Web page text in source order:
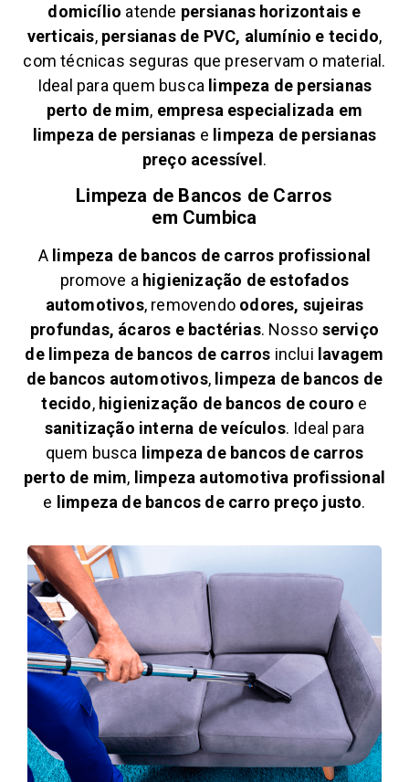
domicílio atende persianas horizontais e
verticais, persianas de PVC, alumínio e tecido,
com técnicas seguras que preservam o material.
Ideal para quem busca limpeza de persianas
perto de mim, empresa especializada em
limpeza de persianas e limpeza de persianas
preço acessível.
Limpeza de Bancos de Carros
em Cumbica
A limpeza de bancos de carros profissional
promove a higienização de estofados
automotivos, removendo odores, sujeiras
profundas, ácaros e bactérias. Nosso serviço
de limpeza de bancos de carros inclui lavagem
de bancos automotivos, limpeza de bancos de
tecido, higienização de bancos de couro e
sanitização interna de veículos. Ideal para
quem busca limpeza de bancos de carros
perto de mim, limpeza automotiva profissional
e limpeza de bancos de carro preço justo.